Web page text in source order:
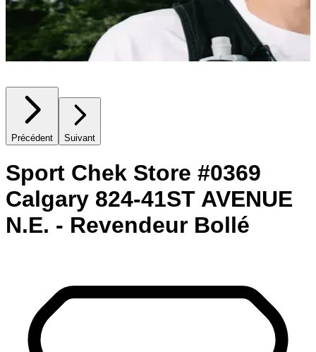
Précédent Suivant
Sport Chek Store #0369
Calgary 824-41ST AVENUE
N.E. - Revendeur Bollé